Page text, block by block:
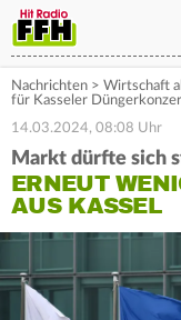
Nachrichten > Wirtschaft
für Kasseler
14.03.2024, 08:08 Uhr
Markt dürfte sich
ERNEUT
AUS KASSEL